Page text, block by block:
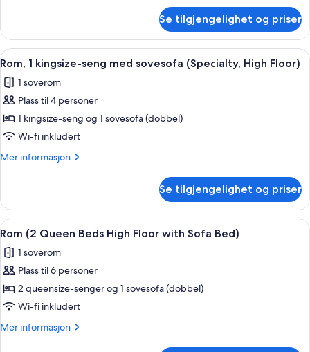
seng
med
sovesofa
–
premium,
1
seng
med
Se tilgjengelighet og priser
Åpne
alle
bildene
av
Rom,
1
kingsize-
sovesofa
(Specialty,
High
Floor)
Skrivebord, blendingsgardiner,
6
Rom, 1 kingsize-seng med sovesofa (Specialty, High Floor)
1 soverom
Plass til 4 personer
1 kingsize-seng og 1 sovesofa (dobbel)
Wi-fi inkludert
Mer informasjon
Mer
1
kingsize-
seng
sovesofa
(Specialty,
Floor)
Se tilgjengelighet og priser
Åpne
alle
bildene
av
Rom
(2
Queen
Skrivebord, blendingsgardiner,
6
Rom (2 Queen Beds High Floor with Sofa Bed)
1 soverom
Plass til 6 personer
2 queensize-senger og 1 sovesofa (dobbel)
Wi-fi inkludert
Mer informasjon
Mer